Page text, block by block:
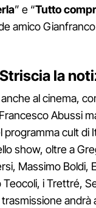
” e “Tutto
amico
la
al cinema,
Abussi
cult di
show, oltre a
Massimo Boldi,
Teocoli, i Trettré,
andrà